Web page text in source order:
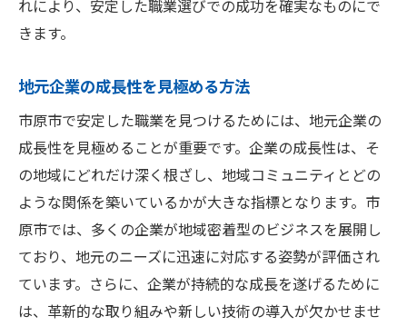
れにより、安定した職業選びでの成功を確実なものにで
きます。
地元企業の成長性を見極める方法
市原市で安定した職業を見つけるためには、地元企業の
成長性を見極めることが重要です。企業の成長性は、そ
の地域にどれだけ深く根ざし、地域コミュニティとどの
ような関係を築いているかが大きな指標となります。市
原市では、多くの企業が地域密着型のビジネスを展開し
ており、地元のニーズに迅速に対応する姿勢が評価され
ています。さらに、企業が持続的な成長を遂げるために
は、革新的な取り組みや新しい技術の導入が欠かせませ